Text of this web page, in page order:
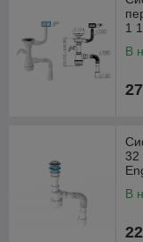
1
В
32
В